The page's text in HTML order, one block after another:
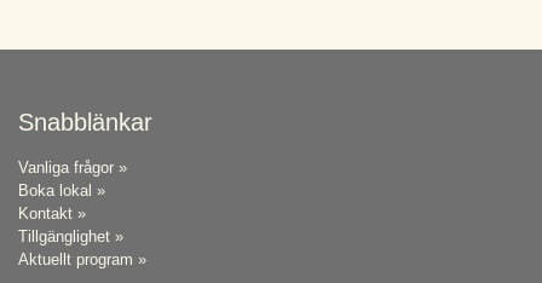
Snabblänkar
Vanliga frågor »
Boka lokal »
Kontakt »
Tillgänglighet »
Aktuellt program »